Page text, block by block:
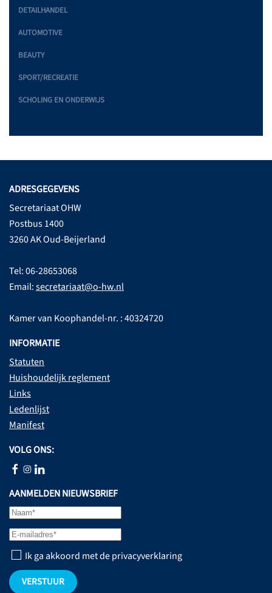
DETAILHANDEL
AUTOMOTIVE
BEAUTY
SPORT/RECREATIE
SCHOLING EN ONDERWIJS
ADRESGEGEVENS
Secretariaat OHW
Postbus 1400
3260 AK Oud-Beijerland
Tel: 06-28653068
Email:secretariaat@o-hw.nl
Kamer van Koophandel-nr. : 40324720
INFORMATIE
Statuten
Huishoudelijk reglement
Links
Ledenlijst
Manifest
VOLG ONS:
AANMELDEN NIEUWSBRIEF
Ik ga akkoord met de privacyverklaring
VERSTUUR